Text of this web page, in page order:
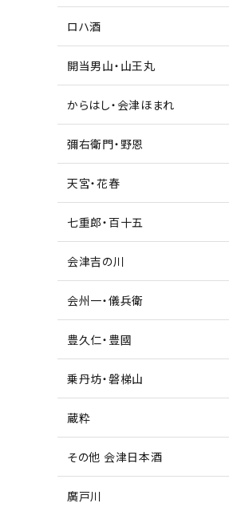
ロハ酒
開当男山・山王丸
からはし・会津ほまれ
彌右衛門・野恩
天宮・花春
七重郎・百十五
会津吉の川
会州一・儀兵衛
豊久仁・豊國
乗丹坊・磐梯山
蔵粋
その他 会津日本酒
廣戸川